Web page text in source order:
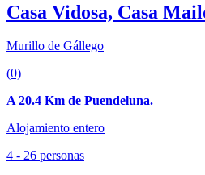
Casa Vidosa, Casa
Murillo de Gállego
(0)
A 20.4 Km de Puendeluna.
Alojamiento entero
4 - 26 personas